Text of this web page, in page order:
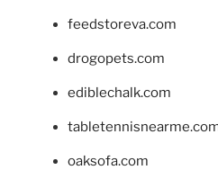
feedstoreva.com
drogopets.com
ediblechalk.com
oaksofa.com